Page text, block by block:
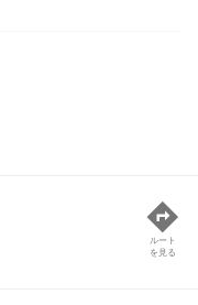
ルート
を見る